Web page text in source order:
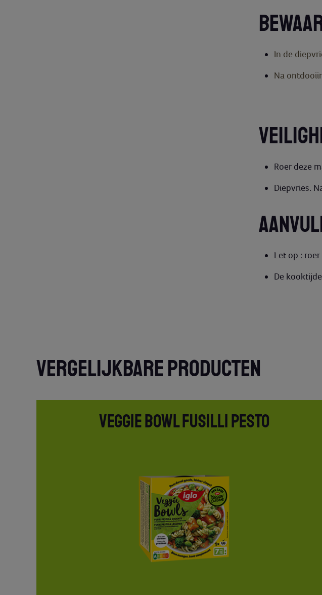
In de
Na
Roer deze
Diepvries.
Let op :
De
VERGELIJKBARE PRODUCTEN
VEGGIE BOWL FUSILLI PESTO